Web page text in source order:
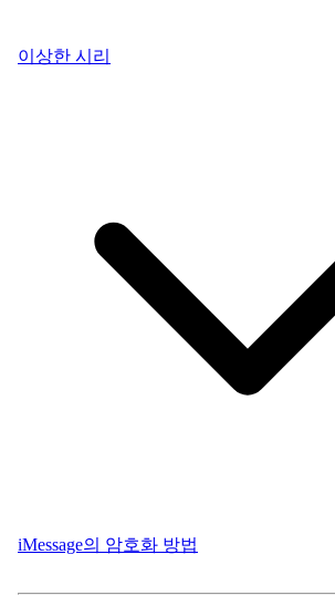
이상한 시리
iMessage의 암호화 방법